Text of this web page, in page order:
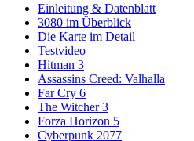
Einleitung & Datenblatt
3080 im Überblick
Die Karte im Detail
Testvideo
Hitman 3
Assassins Creed: Valhalla
Far Cry 6
The Witcher 3
Forza Horizon 5
Cyberpunk 2077